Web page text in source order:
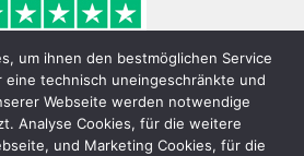
um ihnen den bestmöglichen Service
eine technisch uneingeschränkte und
Webseite werden notwendige
Analyse Cookies, für die weitere
und Marketing Cookies, für die